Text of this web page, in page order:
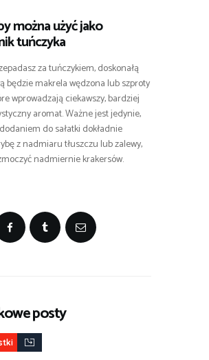
można użyć jako
tuńczyka
za tuńczykiem, doskonałą
będzie makrela wędzona lub szproty
wprowadzają ciekawszy, bardziej
aromat. Ważne jest jedynie,
do sałatki dokładnie
z nadmiaru tłuszczu lub zalewy,
nadmiernie krakersów.
posty